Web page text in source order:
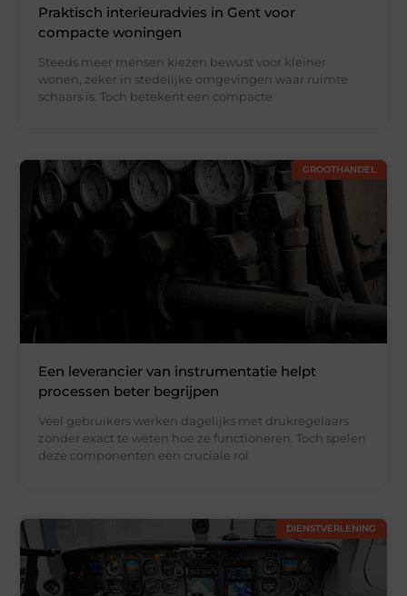
Praktisch interieuradvies in Gent voor
compacte woningen
Steeds meer mensen kiezen bewust voor kleiner
wonen, zeker in stedelijke omgevingen waar ruimte
schaars is. Toch betekent een compacte
GROOTHANDEL
Een leverancier van instrumentatie helpt
processen beter begrijpen
Veel gebruikers werken dagelijks met drukregelaars
zonder exact te weten hoe ze functioneren. Toch spelen
deze componenten een cruciale rol
DIENSTVERLENING